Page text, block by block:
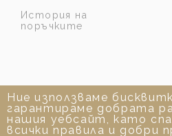
Ние използваме
гарантираме добрата
нашия уебсайт, като
всички правила и добри
История на
поръчките